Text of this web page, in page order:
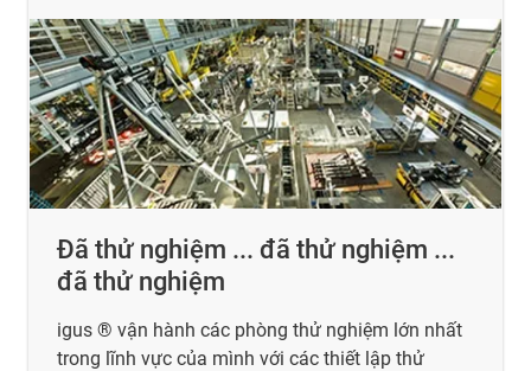
Đã thử nghiệm ... đã thử nghiệm ...
đã thử nghiệm
igus ® vận hành các phòng thử nghiệm lớn nhất
trong lĩnh vực của mình với các thiết lập thử